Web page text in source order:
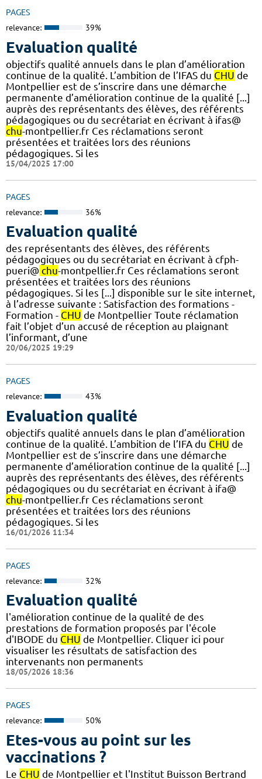
PAGES
relevance: 39%
Evaluation qualité
objectifs qualité annuels dans le plan d’amélioration
continue de la qualité. L’ambition de l’IFAS du CHU de
Montpellier est de s’inscrire dans une démarche
permanente d’amélioration continue de la qualité [...]
auprès des représentants des élèves, des référents
pédagogiques ou du secrétariat en écrivant à ifas@
chu-montpellier.fr Ces réclamations seront
présentées et traitées lors des réunions
pédagogiques. Si les
15/04/2025 17:00
PAGES
relevance: 36%
Evaluation qualité
des représentants des élèves, des référents
pédagogiques ou du secrétariat en écrivant à cfph-
pueri@ chu-montpellier.fr Ces réclamations seront
présentées et traitées lors des réunions
pédagogiques. Si les [...] disponible sur le site internet,
à l’adresse suivante : Satisfaction des formations -
Formation - CHU de Montpellier Toute réclamation
fait l’objet d’un accusé de réception au plaignant
l’informant, d’une
20/06/2025 19:29
PAGES
relevance: 43%
Evaluation qualité
objectifs qualité annuels dans le plan d’amélioration
continue de la qualité. L’ambition de l’IFA du CHU de
Montpellier est de s’inscrire dans une démarche
permanente d’amélioration continue de la qualité [...]
auprès des représentants des élèves, des référents
pédagogiques ou du secrétariat en écrivant à ifa@
chu-montpellier.fr Ces réclamations seront
présentées et traitées lors des réunions
pédagogiques. Si les
16/01/2026 11:34
PAGES
relevance: 32%
Evaluation qualité
l'amélioration continue de la qualité de des
prestations de formation proposés par l'école
d'IBODE du CHU de Montpellier. Cliquer ici pour
visualiser les résultats de satisfaction des
intervenants non permanents
18/05/2026 18:36
PAGES
relevance: 50%
Etes-vous au point sur les
vaccinations ?
Le CHU de Montpellier et l'Institut Buisson Bertrand